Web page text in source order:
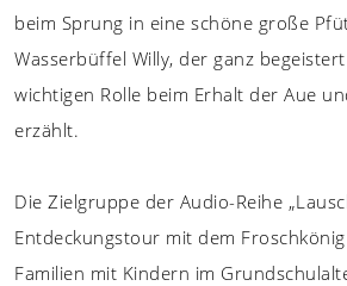
beim Sprung in eine schöne große
Wasserbüffel Willy, der ganz
wichtigen Rolle beim Erhalt der Aue
erzählt.
Die Zielgruppe der Audio-Reihe
Entdeckungstour mit dem
Familien mit Kindern im